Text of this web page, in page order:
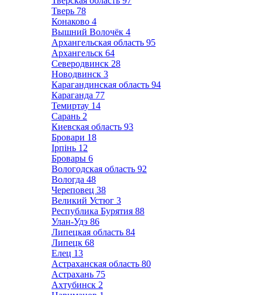
Тверь 78
Конаково 4
Вышний Волочёк 4
Архангельская область 95
Архангельск 64
Северодвинск 28
Новодвинск 3
Карагандинская область 94
Караганда 77
Темиртау 14
Сарань 2
Киевская область 93
Бровари 18
Ірпінь 12
Бровары 6
Вологодская область 92
Вологда 48
Череповец 38
Великий Устюг 3
Республика Бурятия 88
Улан-Удэ 86
Липецкая область 84
Липецк 68
Елец 13
Астраханская область 80
Астрахань 75
Ахтубинск 2